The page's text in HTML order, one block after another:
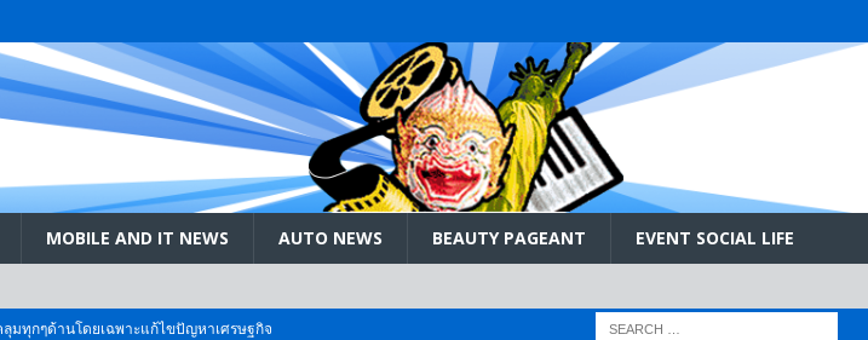
MOBILE AND IT NEWS AUTO NEWS BEAUTY PAGEANT EVENT SOCIAL LIFE
ทุกๆด้านโดยเฉพาะแก้ไขปัญหาเศรษฐกิจ